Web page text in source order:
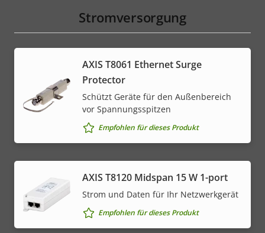
Stromversorgung
AXIS T8061 Ethernet Surge
Protector
Schützt Geräte für den Außenbereich
vor Spannungsspitzen
Empfohlen für dieses Produkt
AXIS T8120 Midspan 15 W 1-port
Strom und Daten für Ihr Netzwerkgerät
Empfohlen für dieses Produkt